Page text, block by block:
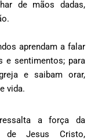
de mãos dadas,
aprendam a falar
e sentimentos; para
e saibam orar,
vida.
a força da
de Jesus Cristo,